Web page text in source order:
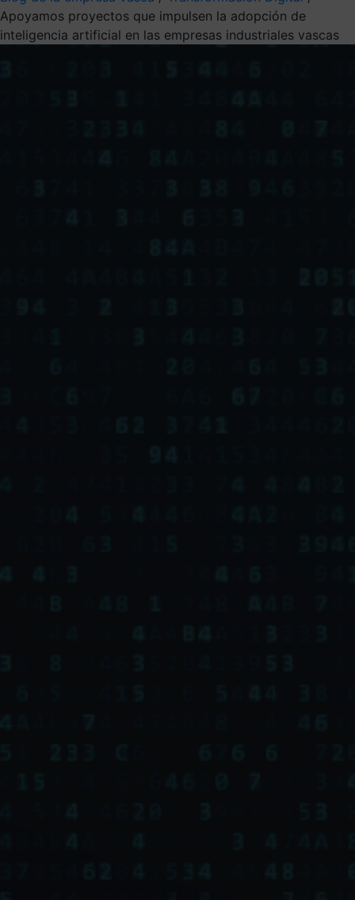
Apoyamos proyectos que impulsen la adopción de
inteligencia artificial en las empresas industriales vascas